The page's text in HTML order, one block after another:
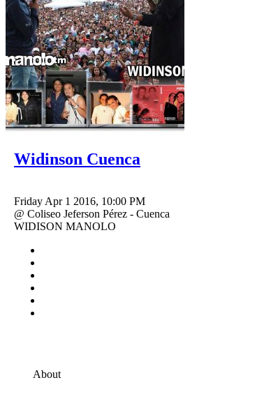
Widinson Cuenca
Friday Apr 1 2016, 10:00 PM
@ Coliseo Jeferson Pérez - Cuenca
WIDISON MANOLO
About